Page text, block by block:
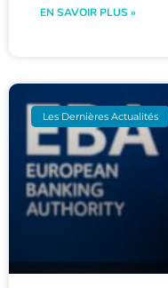
EN SAVOIR PLUS »
Les Dernières Actualités